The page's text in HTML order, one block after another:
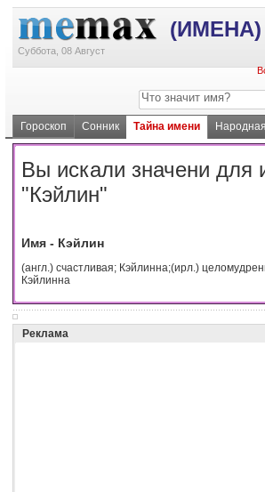
(ИМЕНА)
Суббота, 08 Август
Гороскоп Сонник Тайна имени
Вы искали значени для
"Кэйлин"
Имя - Кэйлин
(англ.) счастливая; Кэйлинна;(ирл.)
Кэйлинна
Реклама